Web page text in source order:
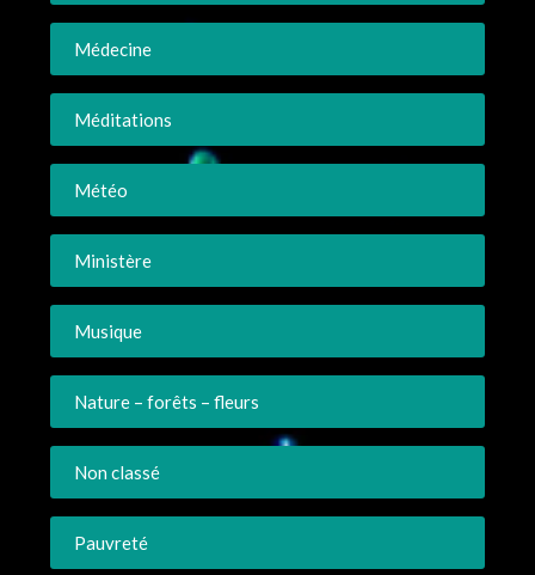
Médecine
Méditations
Météo
Ministère
Musique
Nature – forêts – fleurs
Non classé
Pauvreté